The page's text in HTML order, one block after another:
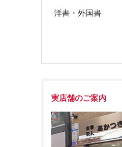
洋書・外国書
実店舗のご案内